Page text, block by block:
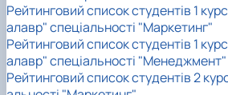
Рейтинговий список студентів 1
алавр" спеціальності "Маркетинг"
Рейтинговий список студентів 1
алавр" спеціальності "Менеджмент"
Рейтинговий список студентів 2